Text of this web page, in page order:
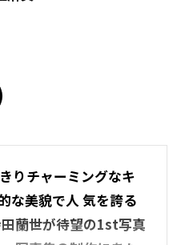
りチャーミングなキ
な美貌で人 気を誇る
蘭世が待望の1st写真